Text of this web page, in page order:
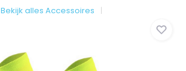
Bekijk alles Accessoires